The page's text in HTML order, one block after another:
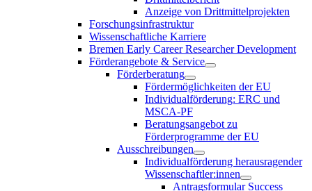
Anzeige von Drittmittelprojekten
Forschungsinfrastruktur
Wissenschaftliche Karriere
Bremen Early Career Researcher Development
Förderangebote & Service
Förderberatung
Fördermöglichkeiten der EU
Individualförderung: ERC und
MSCA-PF
Beratungsangebot zu
Förderprogramme der EU
Ausschreibungen
Individualförderung herausragender
Wissenschaftler:innen
Antragsformular Success